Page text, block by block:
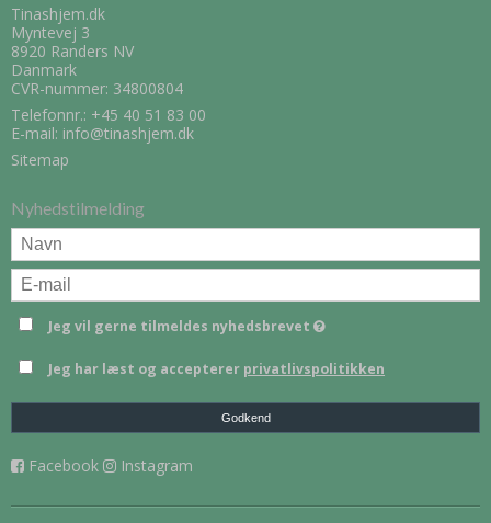
Tinashjem.dk
Myntevej 3
8920 Randers NV
Danmark
CVR-nummer: 34800804
Telefonnr.: +45 40 51 83 00
E-mail: info@tinashjem.dk
Sitemap
Nyhedstilmelding
Jeg vil gerne tilmeldes nyhedsbrevet
Jeg har læst og accepterer privatlivspolitikken
Godkend
Facebook Instagram